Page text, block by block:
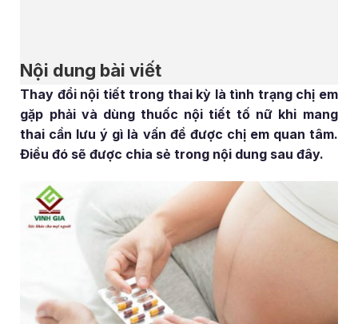
Nội dung bài viết
Thay đổi nội tiết trong thai kỳ là tình trạng chị em
gặp phải và dùng thuốc nội tiết tố nữ khi mang
thai cần lưu ý gì là vấn đề được chị em quan tâm.
Điều đó sẽ được chia sẻ trong nội dung sau đây.